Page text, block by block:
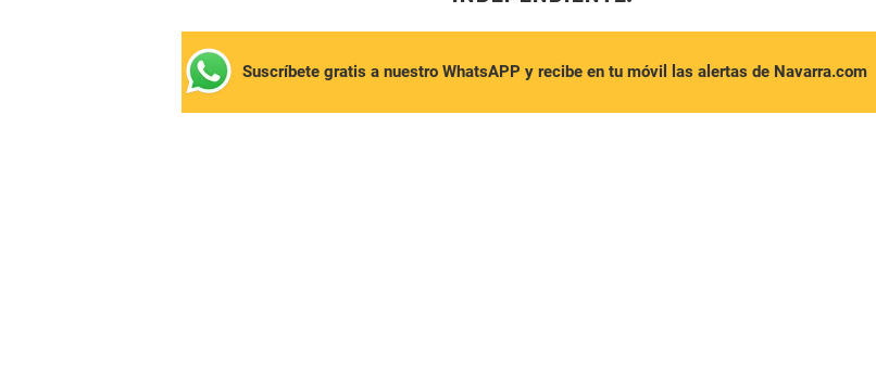
Suscríbete gratis a nuestro WhatsAPP y recibe en tu móvil las alertas de Navarra.com